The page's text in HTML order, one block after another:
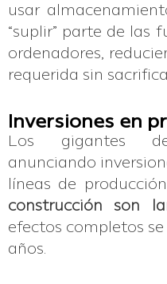
usar
“suplir” parte de las
ordenadores,
requerida sin
Inversiones en
Los gigantes
anunciando
líneas de
construcción son
efectos completos
años.